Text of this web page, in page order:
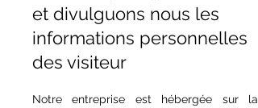
et divulguons nous les
informations personnelles
des visiteur
Notre entreprise est hébergée sur la